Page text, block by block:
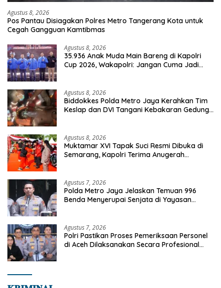
Agustus 8, 2026
Pos Pantau Disiagakan Polres Metro Tangerang Kota untuk
Cegah Gangguan Kamtibmas
Agustus 8, 2026
35.936 Anak Muda Main Bareng di Kapolri
Cup 2026, Wakapolri: Jangan Cuma Jadi
Agustus 8, 2026
Biddokkes Polda Metro Jaya Kerahkan Tim
Keslap dan DVI Tangani Kebakaran Gedung
Agustus 8, 2026
Muktamar XVI Tapak Suci Resmi Dibuka di
Semarang, Kapolri Terima Anugerah
Agustus 7, 2026
Polda Metro Jaya Jelaskan Temuan 996
Benda Menyerupai Senjata di Yayasan
Agustus 7, 2026
Polri Pastikan Proses Pemeriksaan Personel
di Aceh Dilaksanakan Secara Profesional